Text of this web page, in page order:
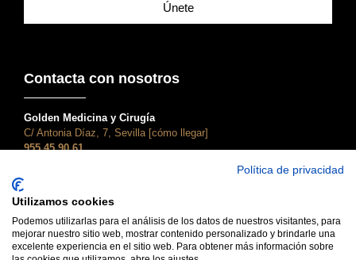
Únete
Contacta con nosotros
Golden Medicina y Cirugía
C/ Antonia Díaz, 7, Sevilla [cómo llegar]
955 45 90 61
C/ Adriano, 28, Sevilla [cómo llegar]
955 45 90 61
dental@clinicagolden.com
Política de privacidad
Utilizamos cookies
Podemos utilizarlas para el análisis de los datos de nuestros visitantes, para
mejorar nuestro sitio web, mostrar contenido personalizado y brindarle una
excelente experiencia en el sitio web. Para obtener más información sobre